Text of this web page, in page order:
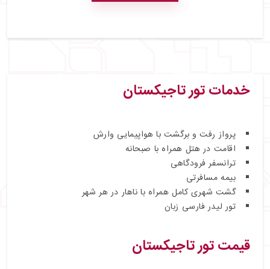
خدمات تور تاجیکستان
پرواز رفت و برگشت با هواپیمایی وارش
اقامت در هتل همراه با صبحانه
ترانسفر فرودگاهی
بیمه مسافرتی
گشت شهری کامل همراه با ناهار در هر شهر
تور لیدر فارسی زبان
قیمت تور تاجیکستان